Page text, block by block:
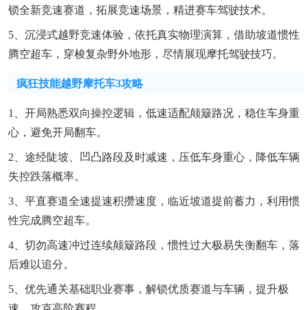
锁全新竞速赛道，拓展竞速场景，精进赛车驾驶技术。
5、沉浸式越野竞速体验，依托真实物理演算，借助坡道惯性
腾空超车，穿梭复杂野外地形，尽情展现摩托驾驶技巧。
疯狂技能越野摩托车3攻略
1、开局熟悉双向操控逻辑，低速适配颠簸路况，稳住车身重
心，避免开局翻车。
2、途经陡坡、凹凸路段及时减速，压低车身重心，降低车辆
失控跌落概率。
3、平直赛道全速提速积攒速度，临近坡道提前蓄力，利用惯
性完成腾空超车。
4、切勿高速冲过连续颠簸路段，惯性过大极易失衡翻车，落
后难以追分。
5、优先通关基础职业赛事，解锁优质赛道与车辆，提升极